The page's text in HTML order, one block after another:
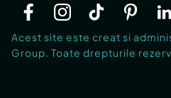
Acest site este creat si
Group. Toate drepturile